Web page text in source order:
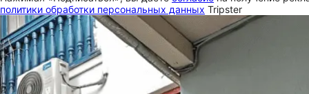
политики обработки персональных данных Tripster